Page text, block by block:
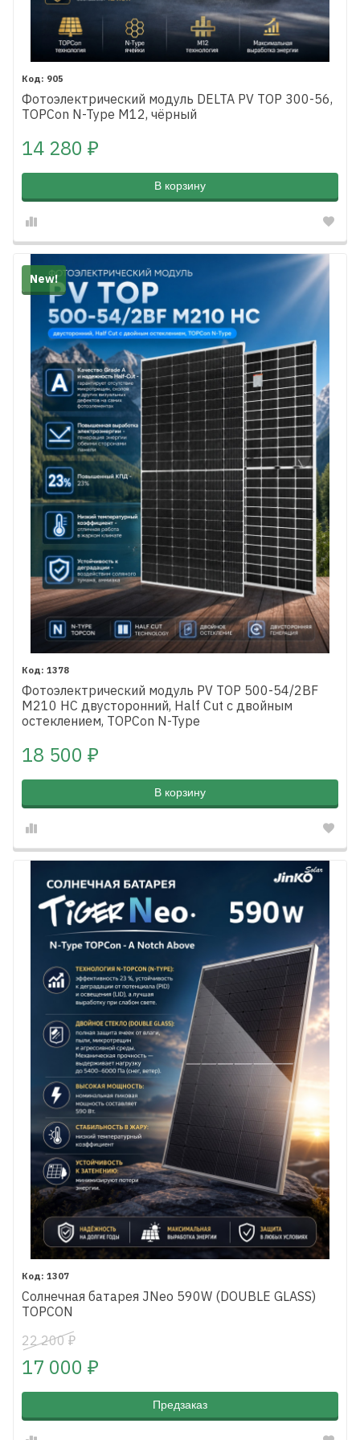
905
Фотоэлектрический модуль DELTA PV TOP 300-56,
TOPCon N-Type M12, чёрный
14 280 ₽
В корзину
New!
1378
Фотоэлектрический модуль PV TOP 500-54/2BF
M210 HC двусторонний, Half Cut с двойным
остеклением, TOPCon N-Type
18 500 ₽
В корзину
1307
Солнечная батарея JNeo 590W (DOUBLE GLASS)
TOPCON
22 200 ₽
17 000 ₽
Предзаказ